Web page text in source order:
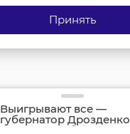
Выигрывают все —
губернатор Дрозденко
рассказал об успехах
Принять